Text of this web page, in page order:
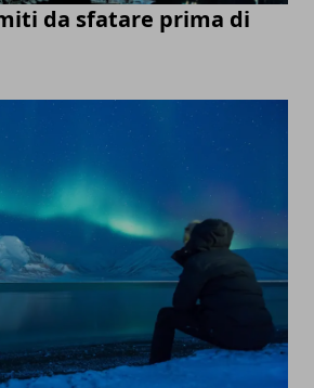
da sfatare prima di